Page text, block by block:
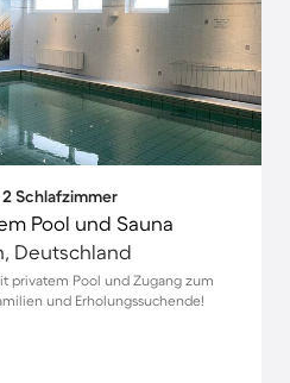
2 Schlafzimmer
Pool und Sauna
Deutschland
privatem Pool und Zugang zum
und Erholungssuchende!